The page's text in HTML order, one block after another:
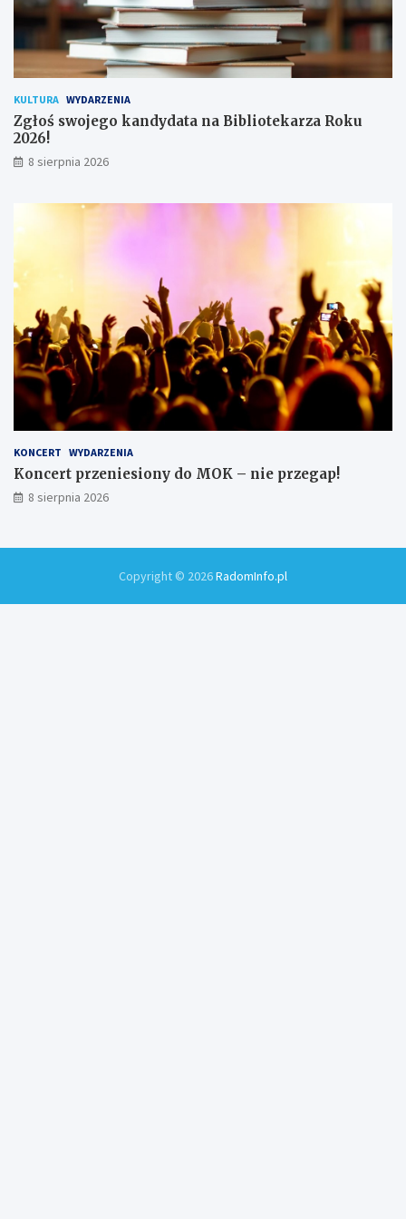
o
n
i
ó
w
KULTURA WYDARZENIA
Zgłoś swojego kandydata na Bibliotekarza Roku
2026!
8 sierpnia 2026
KONCERT WYDARZENIA
Koncert przeniesiony do MOK – nie przegap!
8 sierpnia 2026
Copyright © 2026RadomInfo.pl